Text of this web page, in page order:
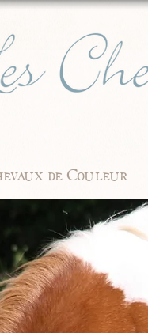
de Couleur